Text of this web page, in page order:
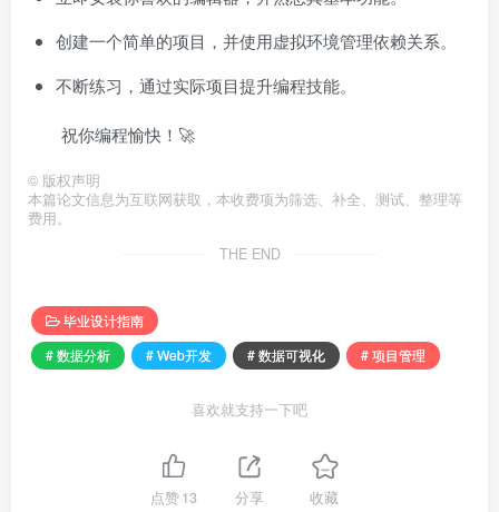
创建一个简单的项目，并使用虚拟环境管理依赖关系。
不断练习，通过实际项目提升编程技能。
祝你编程愉快！🚀
© 版权声明
本篇论文信息为互联网获取，本收费项为筛选、补全、测试、整理等
费用。
THE END
毕业设计指南
# 数据分析
# Web开发 # 数据可视化 # 项目管理
喜欢就支持一下吧
点赞13 分享 收藏